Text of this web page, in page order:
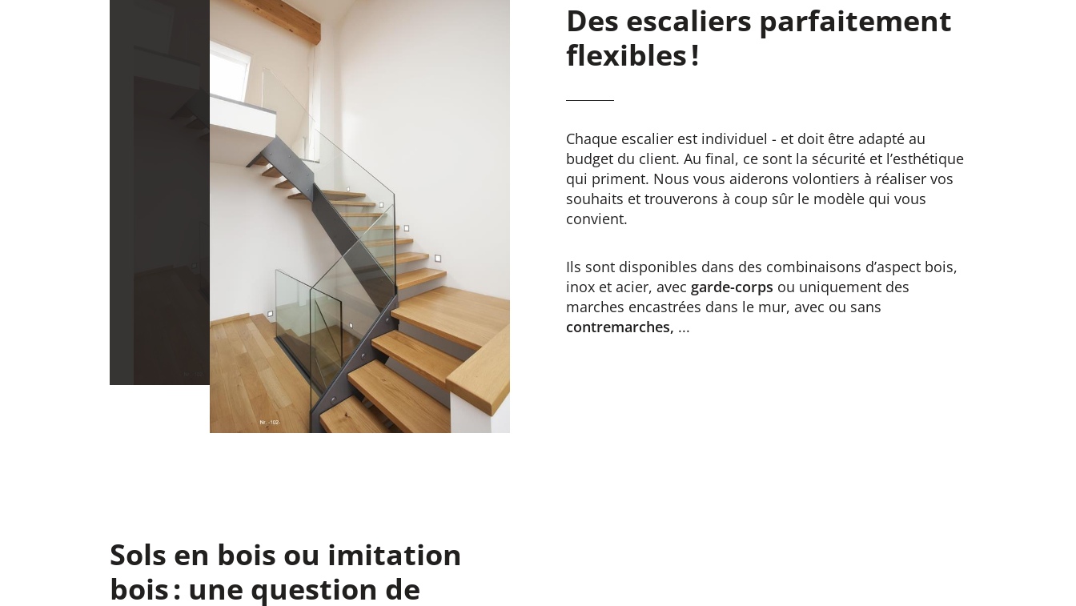
Des escaliers parfaitement
flexibles !
Chaque escalier est individuel - et doit être adapté au
budget du client. Au final, ce sont la sécurité et l’esthétique
qui priment. Nous vous aiderons volontiers à réaliser vos
souhaits et trouverons à coup sûr le modèle qui vous
convient.
Ils sont disponibles dans des combinaisons d’aspect bois,
inox et acier, avec garde-corps ou uniquement des
marches encastrées dans le mur, avec ou sans
contremarches, ...
Sols en bois ou imitation
bois : une question de